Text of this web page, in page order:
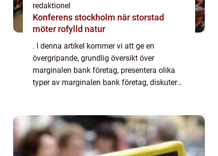
redaktionel
Konferens stockholm när storstad
möter rofylld natur
. I denna artikel kommer vi att ge en
övergripande, grundlig översikt över
marginalen bank företag, presentera olika
typer av marginalen bank företag, diskutera
marginale...